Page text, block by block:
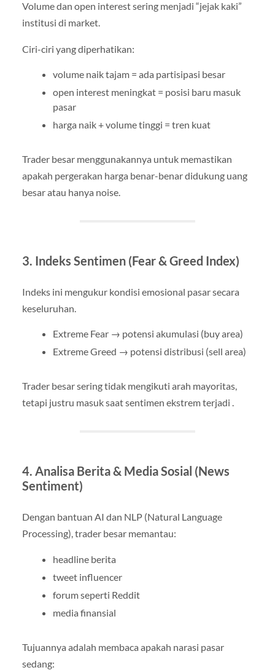
Volume dan open interest sering menjadi “jejak kaki”
institusi di market.
Ciri-ciri yang diperhatikan:
volume naik tajam = ada partisipasi besar
open interest meningkat = posisi baru masuk
pasar
harga naik + volume tinggi = tren kuat
Trader besar menggunakannya untuk memastikan
apakah pergerakan harga benar-benar didukung uang
besar atau hanya noise.
3. Indeks Sentimen (Fear & Greed Index)
Indeks ini mengukur kondisi emosional pasar secara
keseluruhan.
Extreme Fear → potensi akumulasi (buy area)
Extreme Greed → potensi distribusi (sell area)
Trader besar sering tidak mengikuti arah mayoritas,
tetapi justru masuk saat sentimen ekstrem terjadi .
4. Analisa Berita & Media Sosial (News
Sentiment)
Dengan bantuan AI dan NLP (Natural Language
Processing), trader besar memantau:
headline berita
tweet influencer
forum seperti Reddit
media finansial
Tujuannya adalah membaca apakah narasi pasar
sedang: